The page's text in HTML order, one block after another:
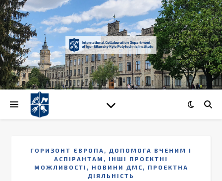
ГОРИЗОНТ ЄВРОПА , ДОПОМОГА ВЧЕНИМ І
АСПІРАНТАМ , ІНШІ ПРОЕКТНІ
МОЖЛИВОСТІ , НОВИНИ ДМС , ПРОЕКТНА
ДІЯЛЬНІСТЬ